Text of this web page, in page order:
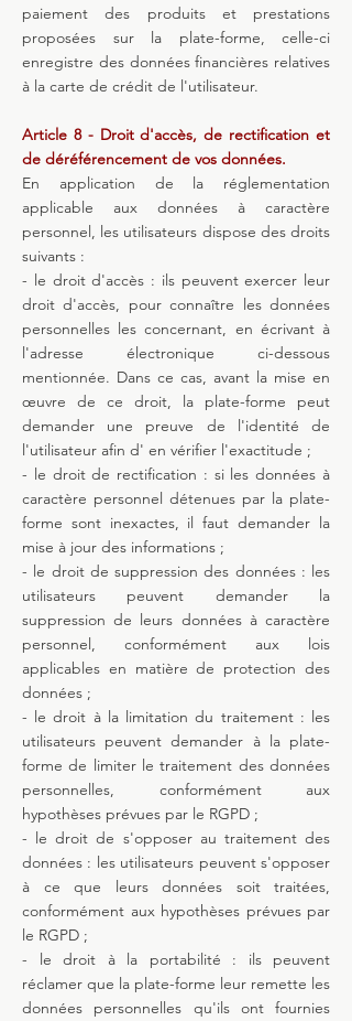
paiement des produits et prestations
proposées sur la plate-forme, celle-ci
enregistre des données financières relatives
à la carte de crédit de l'utilisateur.
Article 8 - Droit d'accès, de rectification et
de déréférencement de vos données.
En application de la réglementation
applicable aux données à caractère
personnel, les utilisateurs dispose des droits
suivants :
- le droit d'accès : ils peuvent exercer leur
droit d'accès, pour connaître les données
personnelles les concernant, en écrivant à
l'adresse électronique ci-dessous
mentionnée. Dans ce cas, avant la mise en
œuvre de ce droit, la plate-forme peut
demander une preuve de l'identité de
l'utilisateur afin d' en vérifier l'exactitude ;
- le droit de rectification : si les données à
caractère personnel détenues par la plate-
forme sont inexactes, il faut demander la
mise à jour des informations ;
- le droit de suppression des données : les
utilisateurs peuvent demander la
suppression de leurs données à caractère
personnel, conformément aux lois
applicables en matière de protection des
données ;
- le droit à la limitation du traitement : les
utilisateurs peuvent demander à la plate-
forme de limiter le traitement des données
personnelles, conformément aux
hypothèses prévues par le RGPD ;
- le droit de s'opposer au traitement des
données : les utilisateurs peuvent s'opposer
à ce que leurs données soit traitées,
conformément aux hypothèses prévues par
le RGPD ;
- le droit à la portabilité : ils peuvent
réclamer que la plate-forme leur remette les
données personnelles qu'ils ont fournies